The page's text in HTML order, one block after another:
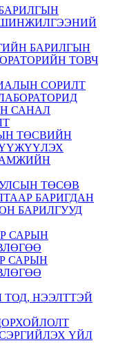
БАРИЛГЫН
ТОВЧ
СОРИЛТ
САНАЛ
ТӨСВИЙН
ТӨСӨВ
БАРИГДАН
БАРИЛГУУД
САРЫН
САРЫН
НЭЭЛТТЭЙ
ҮЙЛ